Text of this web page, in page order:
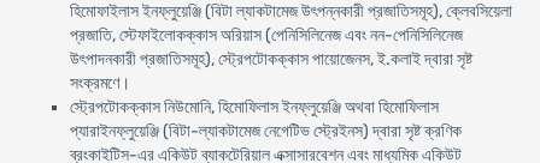
হিমোফাইলাস ইনফ্লুয়েঞ্জি (বিটা ল্যাকটামেজ উৎপন্নকারী প্রজাতিসমূহ), ক্লেবসিয়েলা
প্রজাতি, স্টেফাইলোকক্কাস অরিয়াস (পেনিসিলিনেজ এবং নন-পেনিসিলিনেজ
উৎপাদনকারী প্রজাতিসমূহ), স্ট্রেপটোকক্কাস পায়োজেনস, ই.কলাই দ্বারা সৃষ্ট
সংক্রমণে।
স্ট্রেপটোকক্কাস নিউমোনি, হিমোফিলাস ইনফ্লুয়েঞ্জি অথবা হিমোফিলাস
প্যারাইনফ্লুয়েঞ্জি (বিটা-ল্যাকটামেজ নেগেটিভ স্ট্রেইনস) দ্বারা সৃষ্ট ক্রণিক
ব্রংকাইটিস-এর একিউট ব্যাকটেরিয়াল এক্সাসারবেশন এবং মাধ্যমিক একিউট